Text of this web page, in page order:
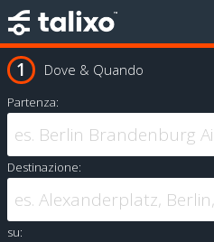
Dove & Quando
Partenza:
Destinazione:
su: